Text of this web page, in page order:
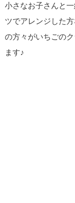
小さなお子さんと
ツでアレンジした
の方々がいちごの
ます♪